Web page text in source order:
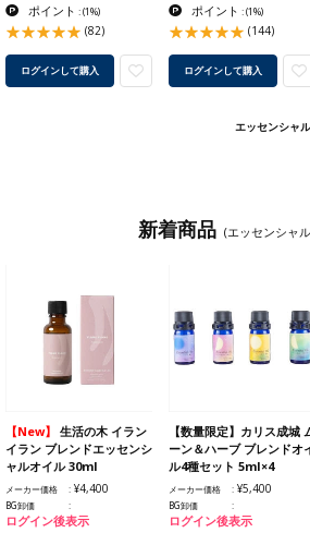
ポイント :(1%)
(82)
ログインして購入
ポイント :(1%)
(144)
ログインして購入
エッセンシャ
新着商品 (エッセンシャ
【New】
イラン ブレンドエッセンシ
ャルオイル 30ml
メーカー価格 ¥4,400
BG卸価
ログイン後表示
【数量限定】カリス成城
ーン＆ハーブ ブレンドオ
ル4種セット 5ml×4
メーカー価格 ¥5,400
BG卸価
ログイン後表示